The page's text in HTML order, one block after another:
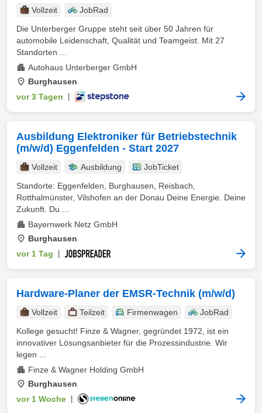
Vollzeit
JobRad
Die Unterberger Gruppe steht seit über 50 Jahren für
automobile Leidenschaft, Qualität und Teamgeist. Mit 27
Standorten ...
Autohaus Unterberger GmbH
Burghausen
vor 3 Tagen
Ausbildung Elektroniker für Betriebstechnik
(m/w/d) Eggenfelden - Start 2027
Vollzeit Ausbildung
JobTicket
Standorte: Eggenfelden, Burghausen, Reisbach,
Rotthalmünster, Vilshofen an der Donau Deine Energie. Deine
Zukunft. Du ...
Bayernwerk Netz GmbH
Burghausen
vor 1 Tag
Hardware-Planer der EMSR-Technik (m/w/d)
Vollzeit Teilzeit Firmenwagen
JobRad
Kollege gesucht! Finze & Wagner, gegründet 1972, ist ein
innovativer Lösungsanbieter für die Prozessindustrie. Wir
legen ...
Finze & Wagner Holding GmbH
Burghausen
vor 1 Woche